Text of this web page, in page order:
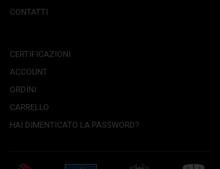
CONTATTI
CERTIFICAZIONI
ACCOUNT
ORDINI
CARRELLO
HAI DIMENTICATO LA PASSWORD?